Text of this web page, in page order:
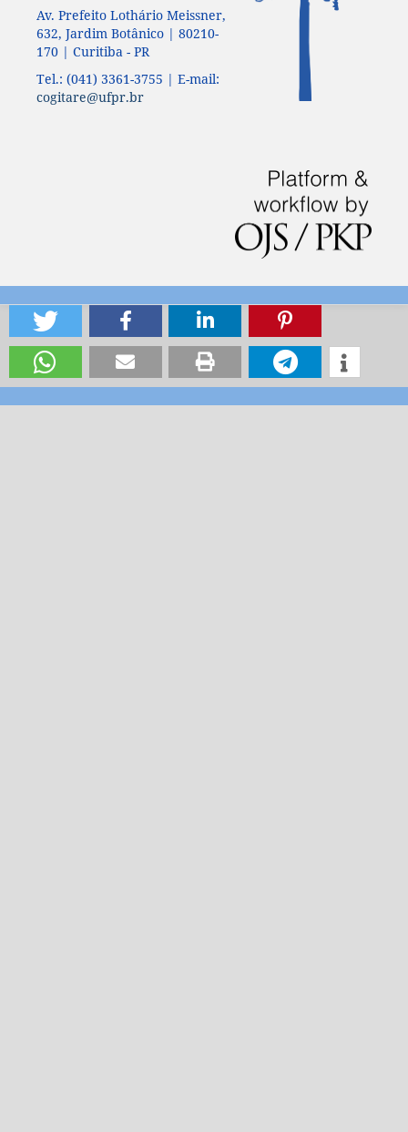
Av. Prefeito Lothário Meissner,
632, Jardim Botânico | 80210-
170 | Curitiba - PR
Tel.: (041) 3361-3755 | E-mail:
cogitare@ufpr.br